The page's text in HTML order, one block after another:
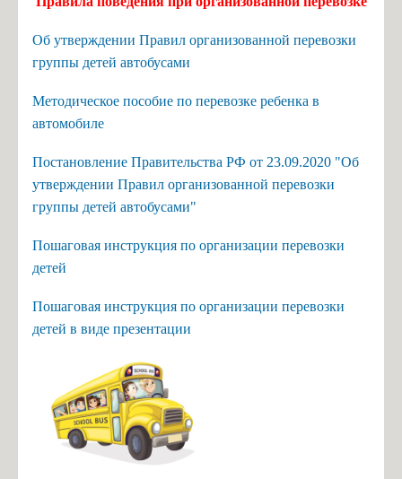
Об утверждении Правил организованной перевозки
группы детей автобусами
Методическое пособие по перевозке ребенка в
автомобиле
Постановление Правительства РФ от 23.09.2020 "Об
утверждении Правил организованной перевозки
группы детей автобусами"
Пошаговая инструкция по организации перевозки
детей
Пошаговая инструкция по организации перевозки
детей в виде презентации